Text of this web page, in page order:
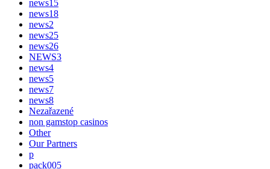
news15
news18
news2
news25
news26
NEWS3
news4
news5
news7
news8
Nezařazené
non gamstop casinos
Other
Our Partners
p
pack005